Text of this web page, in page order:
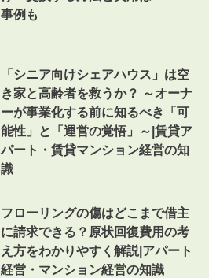
事例も
「シニア向けシェアハウス」は空
き家と高齢者を救うか？ ～オーナ
ーが事業化する前に知るべき「可
能性」と「運営の覚悟」～|賃貸ア
パート・賃貸マンション経営の知
識
フローリングの傷はどこまで借主
に請求できる？原状回復費用の考
え方をわかりやすく解説|アパート
経営・マンション経営の知識